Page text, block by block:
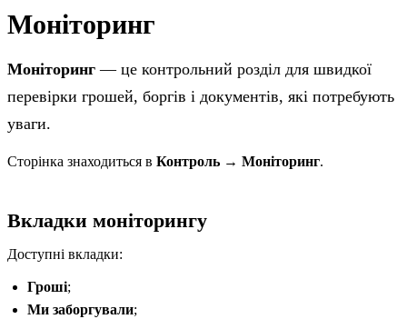
Моніторинг
Моніторинг — це контрольний розділ для швидкої
перевірки грошей, боргів і документів, які потребують
уваги.
Сторінка знаходиться в Контроль → Моніторинг.
Вкладки моніторингу
Доступні вкладки:
Гроші;
Ми заборгували;